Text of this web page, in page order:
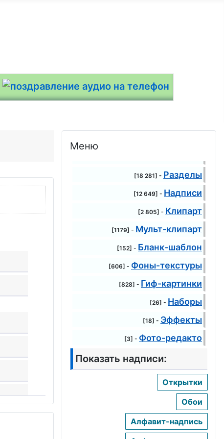
Меню
[18 281] - Разделы
[12 649] - Надписи
[2 805] - Клипарт
[1179] - Мульт-клипарт
[152] - Бланк-шаблон
[606] - Фоны-текстуры
[828] - Гиф-картинки
[26] - Наборы
[18] - Эффекты
[3] - Фото-редакто
Показать надписи:
Открытки
Обои
Алфавит-надпись